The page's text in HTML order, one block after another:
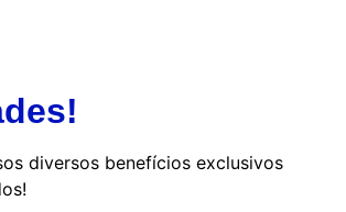
Brasileiro do Mecânico chega a
com uma série de conteúdos
a mecânicos de automóveis,
ou empresários donos
demais profissionais do pós-
profissional e novas
diversos benefícios exclusivos